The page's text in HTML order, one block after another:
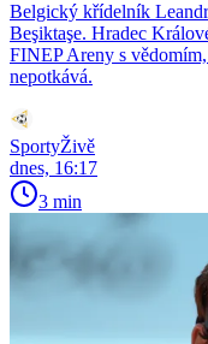
Belgický křídelník
Beşiktaşe. Hradec
FINEP Areny s
nepotkává.
SportyŽivě
dnes, 16:17
3 min